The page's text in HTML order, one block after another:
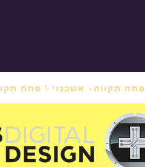
פתח תקווה- אשכנזי 1 פתח תקווה